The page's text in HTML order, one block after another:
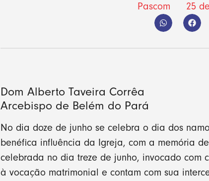
Pascom 25
Dom Alberto Taveira Corrêa
Arcebispo de Belém do Pará
No dia doze de junho se celebra o dia dos
benéfica influência da Igreja, com a memória
celebrada no dia treze de junho, invocado com
à vocação matrimonial e contam com sua